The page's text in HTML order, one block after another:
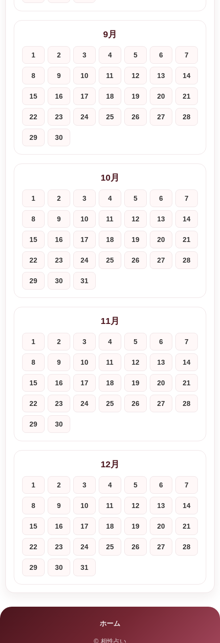
9月
1 2 3 4 5 6 7
8 9 10 11 12 13 14
15 16 17 18 19 20 21
22 23 24 25 26 27 28
29 30
10月
1 2 3 4 5 6 7
8 9 10 11 12 13 14
15 16 17 18 19 20 21
22 23 24 25 26 27 28
29 30 31
11月
1 2 3 4 5 6 7
8 9 10 11 12 13 14
15 16 17 18 19 20 21
22 23 24 25 26 27 28
29 30
12月
1 2 3 4 5 6 7
8 9 10 11 12 13 14
15 16 17 18 19 20 21
22 23 24 25 26 27 28
29 30 31
ホーム
© 相性占い